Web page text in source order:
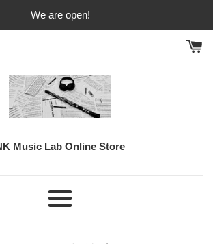
We are open!
Music Lab Online Store
Menu